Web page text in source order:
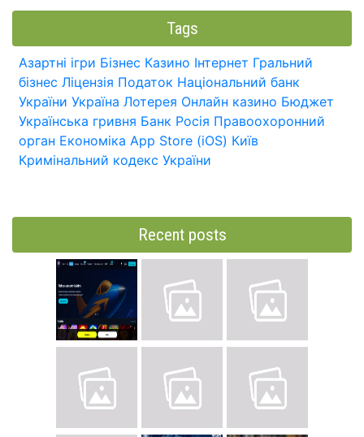
Tags
Азартні ігри Бізнес Казино Інтернет Гральний
бізнес Ліцензія Податок Національний банк
України Україна Лотерея Онлайн казино Бюджет
Українська гривня Банк Росія Правоохоронний
орган Економіка App Store (iOS) Київ
Кримінальний кодекс України
Recent posts